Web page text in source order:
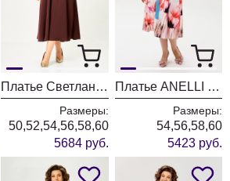
Платье Светлана-Стиль 2360 шоколад
Размеры:
50,52,54,56,58,60
5684 руб.
Платье ANELLI LAUREL 1857 голубые цветы
Размеры:
54,56,58,60
5423 руб.